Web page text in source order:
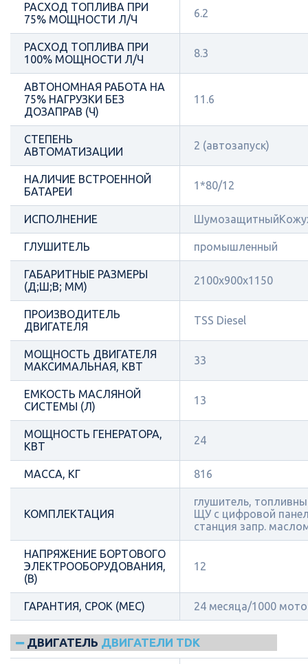
РАСХОД ТОПЛИВА ПРИ
75% МОЩНОСТИ Л/Ч
6.2
РАСХОД ТОПЛИВА ПРИ
100% МОЩНОСТИ Л/Ч
8.3
АВТОНОМНАЯ РАБОТА НА
75% НАГРУЗКИ БЕЗ
ДОЗАПРАВ (Ч)
11.6
СТЕПЕНЬ
АВТОМАТИЗАЦИИ
2 (автозапуск)
НАЛИЧИЕ ВСТРОЕННОЙ
БАТАРЕИ
1*80/12
ИСПОЛНЕНИЕ
ГЛУШИТЕЛЬ промышленный
ГАБАРИТНЫЕ РАЗМЕРЫ
(Д;Ш;В; ММ)
2100x900x1150
ПРОИЗВОДИТЕЛЬ
ДВИГАТЕЛЯ
TSS Diesel
МОЩНОСТЬ ДВИГАТЕЛЯ
МАКСИМАЛЬНАЯ, КВТ
33
ЕМКОСТЬ МАСЛЯНОЙ
СИСТЕМЫ (Л)
13
МОЩНОСТЬ ГЕНЕРАТОРА,
КВТ
24
МАССА, КГ 816
КОМПЛЕКТАЦИЯ
глушитель,
ЩУ с цифровой
станция запр.
НАПРЯЖЕНИЕ БОРТОВОГО
ЭЛЕКТРООБОРУДОВАНИЯ,
(В)
12
ГАРАНТИЯ, СРОК (МЕС) 24 месяца/1000
ДВИГАТЕЛЬ ДВИГАТЕЛИ TDK